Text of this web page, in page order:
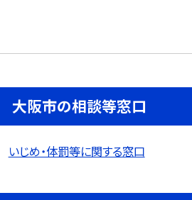
大阪市の相談等窓口
いじめ・体罰等に関する窓口